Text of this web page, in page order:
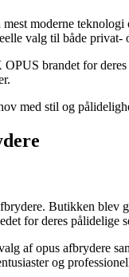
moderne
valg til både privat-
brandet for
med stil og
Butikken
for deres pålidelige
af opus afbrydere
og